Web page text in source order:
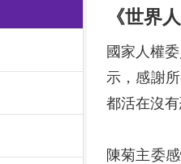
《世界
國家人權
示，感謝
都活在沒
陳菊主委